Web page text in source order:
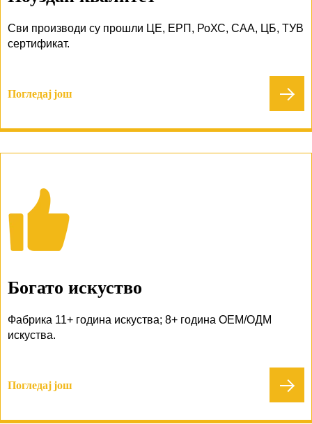
Сви производи су прошли ЦЕ, ЕРП, РоХС, САА, ЦБ, ТУВ
сертификат.
Погледај још
Богато искуство
Фабрика 11+ година искуства; 8+ година ОЕМ/ОДМ
искуства.
Погледај још